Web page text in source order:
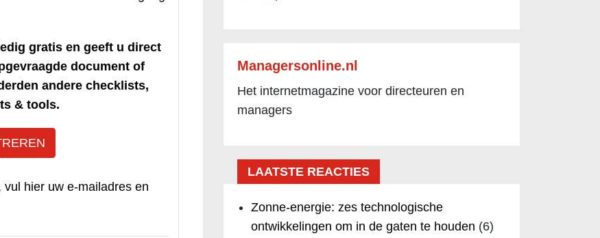
gratis en geeft u direct
document of
andere checklists,
& tools.
vul hier uw e-mailadres en
Managersonline.nl
Het internetmagazine voor directeuren en
managers
LAATSTE REACTIES
Zonne-energie: zes technologische
ontwikkelingen om in de gaten te houden (6)